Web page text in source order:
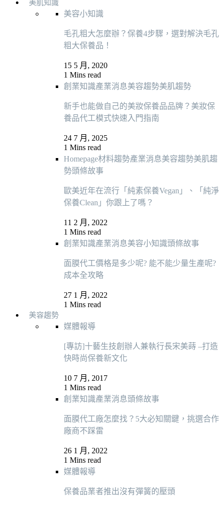
美肌知識
美容小知識
毛孔粗大怎麼辦？保養4步驟，選對解決毛孔
粗大保養品！
15 5 月, 2020
1 Mins read
創業知識產業消息美容趨勢美肌趨勢
新手也能做自己的美妝保養品品牌？美妝保
養品代工模式快速入門指南
24 7 月, 2025
1 Mins read
Homepage材料趨勢產業消息美容趨勢美肌趨
勢頭條故事
歐美近年在流行「純素保養Vegan」、「純淨
保養Clean」你跟上了嗎？
11 2 月, 2022
1 Mins read
創業知識產業消息美容小知識頭條故事
面膜代工價格是多少呢? 能不能少量生產呢?
成本全攻略
27 1 月, 2022
1 Mins read
美容趨勢
媒體報導
[專訪]十藝生技創辦人兼執行長宋美蒔 –打造
快時尚保養新文化
10 7 月, 2017
1 Mins read
創業知識產業消息頭條故事
面膜代工廠怎麼找？5大必知關鍵，挑選合作
廠商不踩雷
26 1 月, 2022
1 Mins read
媒體報導
保養品業者推出沒有彈簧的壓頭